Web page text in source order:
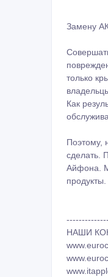
Замену
только
Как
Поэтому,
сделать.
Айфона.
НАШИ